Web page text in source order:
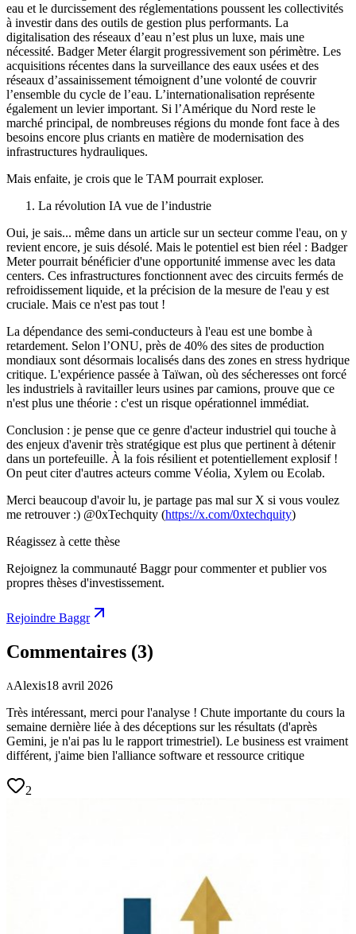
eau et le durcissement des réglementations poussent les collectivités
à investir dans des outils de gestion plus performants. La
digitalisation des réseaux d’eau n’est plus un luxe, mais une
nécessité. Badger Meter élargit progressivement son périmètre. Les
acquisitions récentes dans la surveillance des eaux usées et des
réseaux d’assainissement témoignent d’une volonté de couvrir
l’ensemble du cycle de l’eau. L’internationalisation représente
également un levier important. Si l’Amérique du Nord reste le
marché principal, de nombreuses régions du monde font face à des
besoins encore plus criants en matière de modernisation des
infrastructures hydrauliques.
Mais enfaite, je crois que le TAM pourrait exploser.
La révolution IA vue de l’industrie
Oui, je sais... même dans un article sur un secteur comme l'eau, on y
revient encore, je suis désolé. Mais le potentiel est bien réel : Badger
Meter pourrait bénéficier d'une opportunité immense avec les data
centers. Ces infrastructures fonctionnent avec des circuits fermés de
refroidissement liquide, et la précision de la mesure de l'eau y est
cruciale. Mais ce n'est pas tout !
La dépendance des semi-conducteurs à l'eau est une bombe à
retardement. Selon l’ONU, près de 40% des sites de production
mondiaux sont désormais localisés dans des zones en stress hydrique
critique. L'expérience passée à Taïwan, où des sécheresses ont forcé
les industriels à ravitailler leurs usines par camions, prouve que ce
n'est plus une théorie : c'est un risque opérationnel immédiat.
Conclusion : je pense que ce genre d'acteur industriel qui touche à
des enjeux d'avenir très stratégique est plus que pertinent à détenir
dans un portefeuille. À la fois résilient et potentiellement explosif !
On peut citer d'autres acteurs comme Véolia, Xylem ou Ecolab.
Merci beaucoup d'avoir lu, je partage pas mal sur X si vous voulez
me retrouver :) @0xTechquity (https://x.com/0xtechquity)
Réagissez à cette thèse
Rejoignez la communauté Baggr pour commenter et publier vos
propres thèses d'investissement.
Rejoindre Baggr
Commentaires (3)
AAlexis18 avril 2026
Très intéressant, merci pour l'analyse ! Chute importante du cours la
semaine dernière liée à des déceptions sur les résultats (d'après
Gemini, je n'ai pas lu le rapport trimestriel). Le business est vraiment
différent, j'aime bien l'alliance software et ressource critique
2